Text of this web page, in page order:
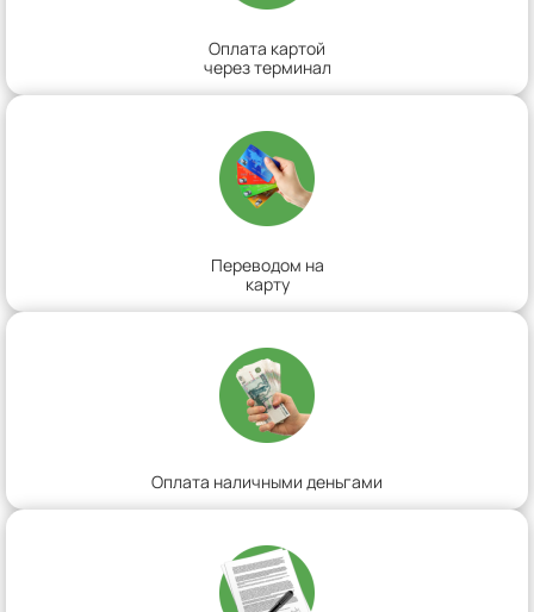
Оплата картой
через терминал
Переводом на
карту
Оплата наличными деньгами